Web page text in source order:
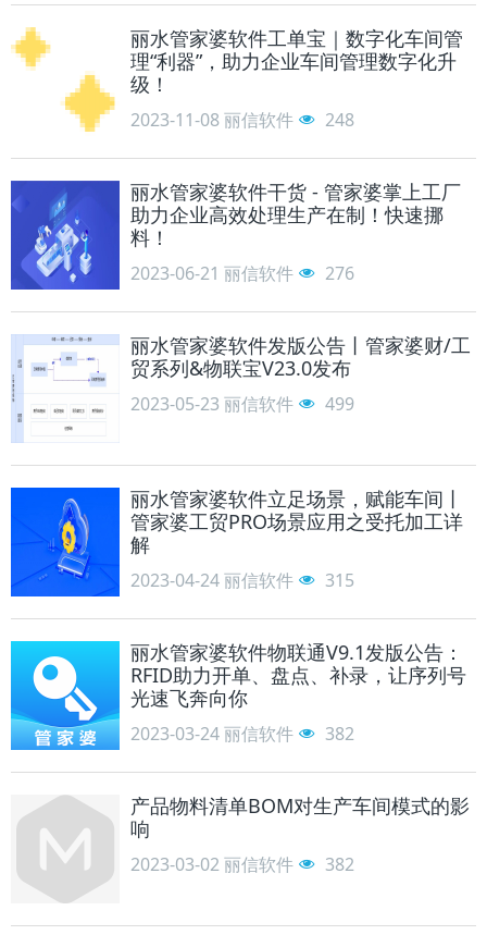
丽水管家婆软件工单宝｜数字化车间管
理“利器”，助力企业车间管理数字化升
级！
2023-11-08丽信软件 248
丽水管家婆软件干货 - 管家婆掌上工厂
助力企业高效处理生产在制！快速挪
料！
2023-06-21 丽信软件 276
丽水管家婆软件发版公告丨管家婆财/工
贸系列&物联宝V23.0发布
2023-05-23 丽信软件 499
丽水管家婆软件立足场景，赋能车间丨
管家婆工贸PRO场景应用之受托加工详
解
2023-04-24丽信软件 315
丽水管家婆软件物联通V9.1发版公告：
RFID助力开单、盘点、补录，让序列号
光速飞奔向你
2023-03-24丽信软件 382
产品物料清单BOM对生产车间模式的影
响
2023-03-02丽信软件 382